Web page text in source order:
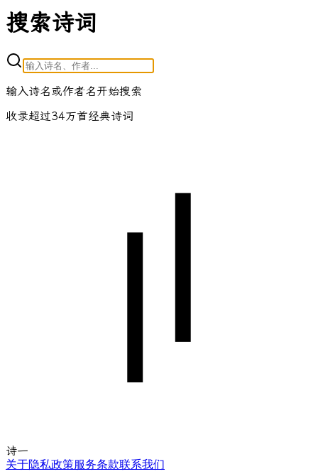
搜索诗词
输入诗名或作者名开始搜索
收录超过34万首经典诗词
诗一
关于隐私政策服务条款联系我们